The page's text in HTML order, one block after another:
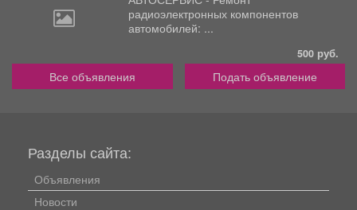
радиоэлектронных компонентов
автомобилей: ...
500 руб.
Все объявления Подать объявление
Разделы сайта:
Объявления
Новости